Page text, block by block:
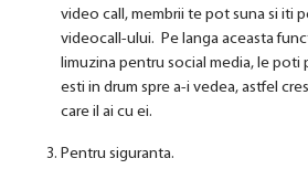
video call, membrii te pot suna si iti
videocall-ului. Pe langa aceasta
limuzina pentru social media, le poti
esti in drum spre a-i vedea, astfel
care il ai cu ei.
Pentru siguranta.